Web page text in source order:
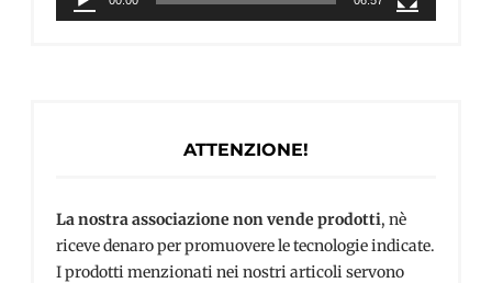
ATTENZIONE!
La nostra associazione non vende prodotti, nè
riceve denaro per promuovere le tecnologie indicate.
I prodotti menzionati nei nostri articoli servono